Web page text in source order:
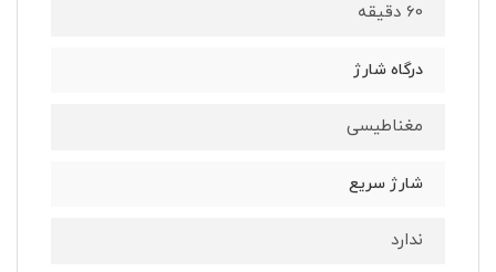
60 دقیقه
درگاه شارژ
مغناطیسی
شارژ سریع
ندارد